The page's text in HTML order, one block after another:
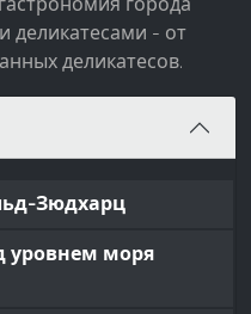
деликатесами - от
деликатесов.
Зюдхарц
уровнем моря